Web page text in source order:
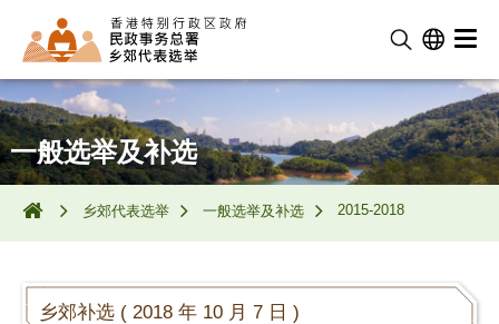
一般选举及补选
乡郊代表选举 一般选举及补选 2015-2018
乡郊补选 ( 2018 年 10 月 7 日 )